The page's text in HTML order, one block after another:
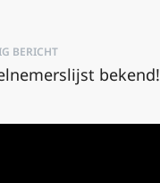
BERICHT
bekend!